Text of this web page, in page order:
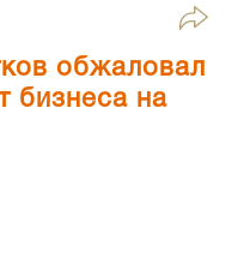
обжаловал
бизнеса на